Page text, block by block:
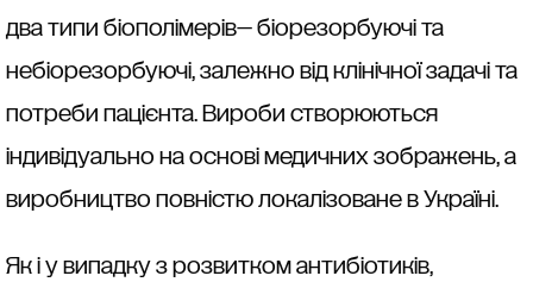
два типи біополімерів— біорезорбуючі та
небіорезорбуючі, залежно від клінічної задачі та
потреби пацієнта. Вироби створюються
індивідуально на основі медичних зображень, а
виробництво повністю локалізоване в Україні.
Як і у випадку з розвитком антибіотиків,